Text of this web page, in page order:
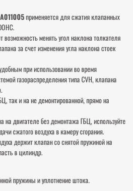
применяется для сжатия клапанных
возможность менять угол наклона толкателя
за счет изменения угла наклона стоек
при использовании во время
газораспределения типа CVH, клапана
так и на не демонтированной, прямо на
на двигателе без демонтажа ГБЦ, используйте
сжатого воздуха в камеру сгорания.
держит клапан со снятой пружиной на
в цилиндр.
пружины и уплотнение штока.